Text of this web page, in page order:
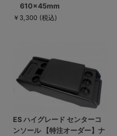
610×45mm
￥3,300 (税込)
ES ハイグレード センターコ
ンソール 【特注オーダー】ナ